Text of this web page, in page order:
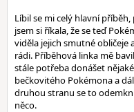
Líbil se mi celý hlavní
jsem si říkala, že se teď
viděla jejich smutné obličeje
rádi. Příběhová linka mě
stále potřeba donášet
bečkovitého Pokémona a
druhou stranu se to
něco.